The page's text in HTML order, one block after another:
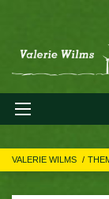
VALERIE WILMS